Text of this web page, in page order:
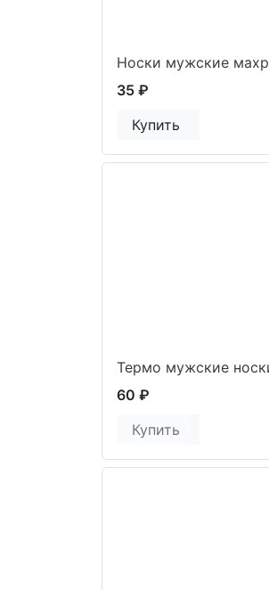
Носки мужские
35 ₽
Купить
Термо мужские
60 ₽
Купить